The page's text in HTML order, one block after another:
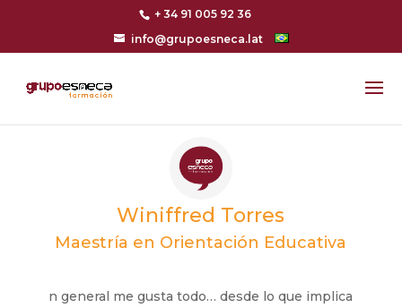
+ 34 91 005 92 36
info@grupoesneca.lat
Winiffred Torres
Maestría en Orientación Educativa
n general me gusta todo… desde lo que implica